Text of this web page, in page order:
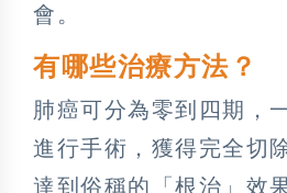
會。
有哪些治療方法？
肺癌可分為零到四期，
進行手術，獲得完全切
達到俗稱的「根治」效